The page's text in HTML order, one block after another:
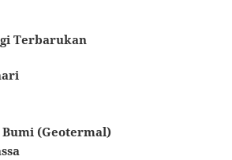
Terbarukan
Bumi (Geotermal)